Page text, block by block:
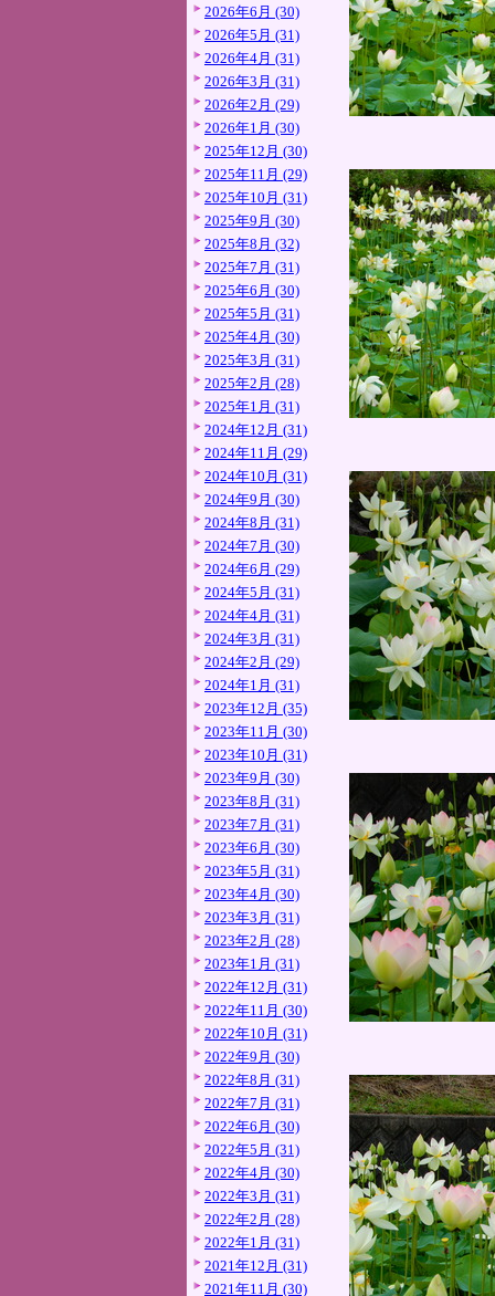
2026年6月 (30)
2026年5月 (31)
2026年4月 (31)
2026年3月 (31)
2026年2月 (29)
2026年1月 (30)
2025年12月 (30)
2025年11月 (29)
2025年10月 (31)
2025年9月 (30)
2025年8月 (32)
2025年7月 (31)
2025年6月 (30)
2025年5月 (31)
2025年4月 (30)
2025年3月 (31)
2025年2月 (28)
2025年1月 (31)
2024年12月 (31)
2024年11月 (29)
2024年10月 (31)
2024年9月 (30)
2024年8月 (31)
2024年7月 (30)
2024年6月 (29)
2024年5月 (31)
2024年4月 (31)
2024年3月 (31)
2024年2月 (29)
2024年1月 (31)
2023年12月 (35)
2023年11月 (30)
2023年10月 (31)
2023年9月 (30)
2023年8月 (31)
2023年7月 (31)
2023年6月 (30)
2023年5月 (31)
2023年4月 (30)
2023年3月 (31)
2023年2月 (28)
2023年1月 (31)
2022年12月 (31)
2022年11月 (30)
2022年10月 (31)
2022年9月 (30)
2022年8月 (31)
2022年7月 (31)
2022年6月 (30)
2022年5月 (31)
2022年4月 (30)
2022年3月 (31)
2022年2月 (28)
2022年1月 (31)
2021年12月 (31)
2021年11月 (30)